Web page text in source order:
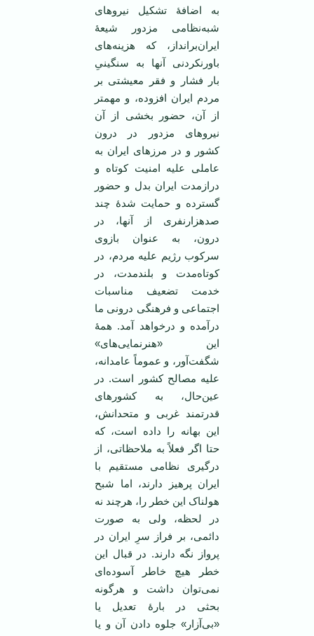
به اضافۀ تشکیل نیروهای
شبه‌نظامی مزدور شیعۀ
ایران‌برانداز، که هزینه‌های
باورنکردنی آنها به سنگینیِ
بار فشار و فقر معیشتی بر
مردم ایران افزوده، و مهمتر
از آن، حضور بخشی از آن
نیروهای مزدور در درون
کشور و در مرزهای ایران به
عاملی علیه امنیت کوتاه و
درازمدت ایران بدل و حضور
گسترده و حمایت شدۀ چند
صدهزارنفری از آنها، در
درون، به عنوان بازوی
سرکوب رژیم علیه مردم، در
کوتاه‌مدت و بلندمدت، در
خدمت تضعیف مناسبات
اجتماعی و فرهنگی درونی ما
درآمده‌ و درخواهد آمد. همۀ
این «هنرنمایی‌های»
شگفت‌آور، و عموماً عامدانه،
علیه مصالح کشور است. در
عین‌حال، به کشورهای
قدرتمند غربی و متحدانش،
این بهانه را داده است، که
حتا اگر فعلاً به ملاحظاتی، از
درگیری نظامی مستقیم با
ایران پرهیز دارند، اما شبح
هولناک این خطر را، هرچند نه
در لحظه، ولی به صورت
دائمی، بر فراز سرِ ایران در
پرواز نگه دارند. در قبال این
خطر هیچ خاطر آسوده‌ای
نمی‌توان داشت و هرگونه
بحثی در بارۀ تعدیل یا
«بی‌آزار» جلوه دادن آن و یا